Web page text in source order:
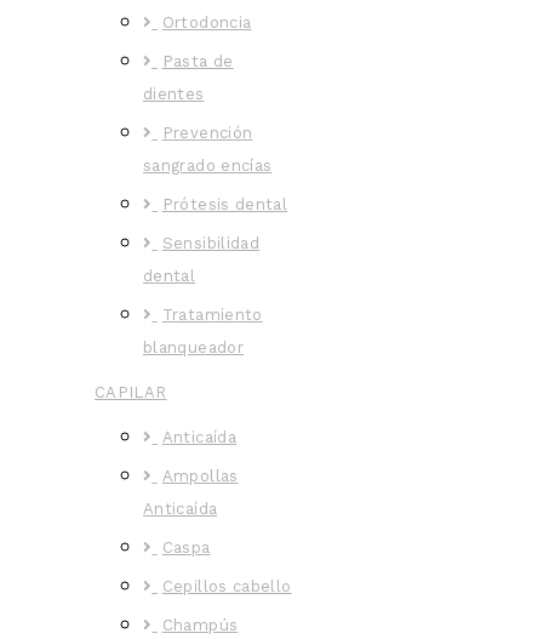
Ortodoncia
Pasta de
dientes
Prevención
sangrado encías
Prótesis dental
Sensibilidad
dental
Tratamiento
blanqueador
CAPILAR
Anticaída
Ampollas
Anticaída
Caspa
Cepillos cabello
Champús